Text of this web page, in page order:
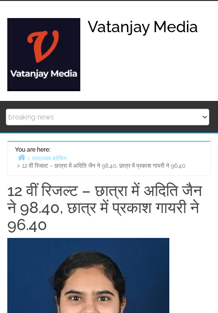
Vatanjay Media
You are here:
Home
वाताञ्जय ब्रेकिंग
12 वीं रिजल्ट – छात्रा में अदिति जैन ने 98.40, छात्र में प्रकाश गायरी ने 96.40
12 वीं रिजल्ट – छात्रा में अदिति जैन
ने 98.40, छात्र में प्रकाश गायरी ने
96.40